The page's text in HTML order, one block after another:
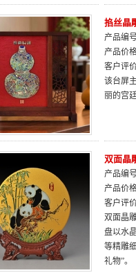
掐丝晶
产品编
产品价
客户评
该台屏
丽的宫
双面晶
产品编
产品价
客户评
双面晶
盘以水
等精雕
礼物”。